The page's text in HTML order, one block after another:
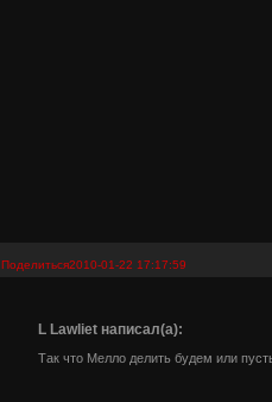
Поделиться2010-01-22 17:17:59
L Lawliet написал(а):
Так что Мелло делить будем или